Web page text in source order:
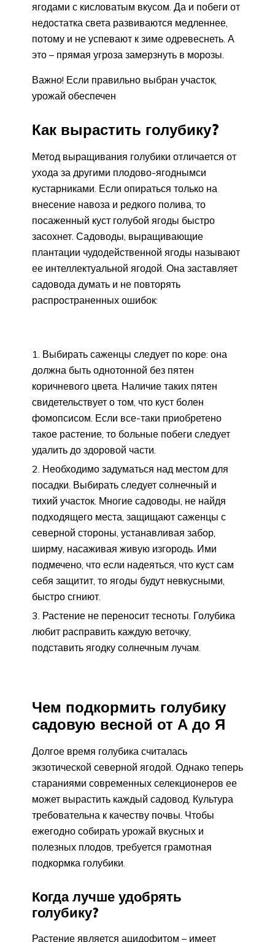
ягодами с кисловатым вкусом. Да и побеги от
недостатка света развиваются медленнее,
потому и не успевают к зиме одревеснеть. А
это – прямая угроза замерзнуть в морозы.
Важно! Если правильно выбран участок,
урожай обеспечен
Как вырастить голубику?
Метод выращивания голубики отличается от
ухода за другими плодово-ягоднымси
кустарниками. Если опираться только на
внесение навоза и редкого полива, то
посаженный куст голубой ягоды быстро
засохнет. Садоводы, выращивающие
плантации чудодейственной ягоды называют
ее интеллектуальной ягодой. Она заставляет
садовода думать и не повторять
распространенных ошибок:
Выбирать саженцы следует по коре: она
должна быть однотонной без пятен
коричневого цвета. Наличие таких пятен
свидетельствует о том, что куст болен
фомопсисом. Если все-таки приобретено
такое растение, то больные побеги следует
удалить до здоровой части.
Необходимо задуматься над местом для
посадки. Выбирать следует солнечный и
тихий участок. Многие садоводы, не найдя
подходящего места, защищают саженцы с
северной стороны, устанавливая забор,
ширму, насаживая живую изгородь. Ими
подмечено, что если надеяться, что куст сам
себя защитит, то ягоды будут невкусными,
быстро сгниют.
Растение не переносит тесноты. Голубика
любит расправить каждую веточку,
подставить ягодку солнечным лучам.
Чем подкормить голубику
садовую весной от А до Я
Долгое время голубика считалась
экзотической северной ягодой. Однако теперь
стараниями современных селекционеров ее
может вырастить каждый садовод. Культура
требовательна к качеству почвы. Чтобы
ежегодно собирать урожай вкусных и
полезных плодов, требуется грамотная
подкормка голубики.
Когда лучше удобрять
голубику?
Растение является ацидофитом – имеет